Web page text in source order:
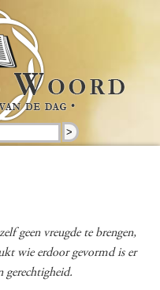
>
geen vreugde te brengen,
wie erdoor gevormd is er
gerechtigheid.